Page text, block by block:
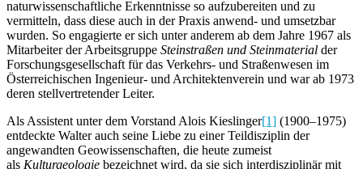
naturwissenschaftliche Erkenntnisse so aufzubereiten und zu
vermitteln, dass diese auch in der Praxis anwend- und umsetzbar
wurden. So engagierte er sich unter anderem ab dem Jahre 1967 als
Mitarbeiter der Arbeitsgruppe Steinstraßen und Steinmaterial der
Forschungsgesellschaft für das Verkehrs- und Straßenwesen im
Österreichischen Ingenieur- und Architektenverein und war ab 1973
deren stellvertretender Leiter.
Als Assistent unter dem Vorstand Alois Kieslinger[1] (1900–1975)
entdeckte Walter auch seine Liebe zu einer Teildisziplin der
angewandten Geowissenschaften, die heute zumeist
als Kulturgeologie bezeichnet wird, da sie sich interdisziplinär mit